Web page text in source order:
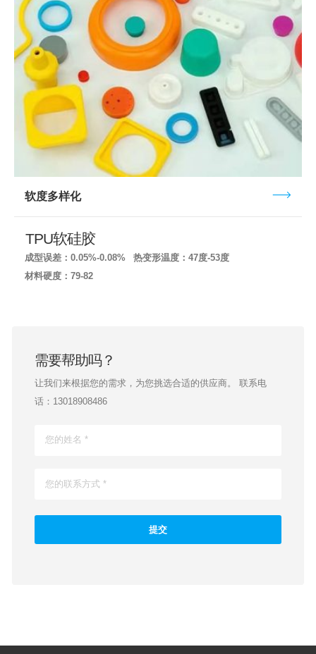
TPU软硅胶
软度多样化
成型误差：0.05%-0.08%
热变形温度：47度-53度
材料硬度：79-82
需要帮助吗？
让我们来根据您的需求，为您挑选合适的供应商。 联系电
话：13018908486